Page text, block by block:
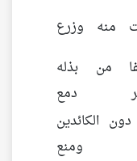
منه وزرع
من بذله
دمع
الكائدين
ومنع